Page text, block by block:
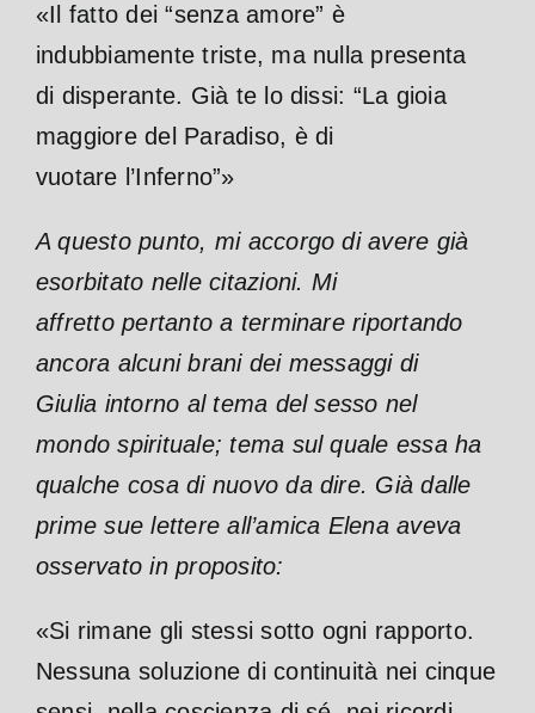
«Il fatto dei “senza amore” è
indubbiamente triste, ma nulla presenta
di disperante. Già te lo dissi: “La gioia
maggiore del Paradiso, è di
vuotare l’Inferno”»
A questo punto, mi accorgo di avere già
esorbitato nelle citazioni. Mi
affretto pertanto a terminare riportando
ancora alcuni brani dei messaggi di
Giulia intorno al tema del sesso nel
mondo spirituale; tema sul quale essa ha
qualche cosa di nuovo da dire. Già dalle
prime sue lettere all’amica Elena aveva
osservato in proposito:
«Si rimane gli stessi sotto ogni rapporto.
Nessuna soluzione di continuità nei cinque